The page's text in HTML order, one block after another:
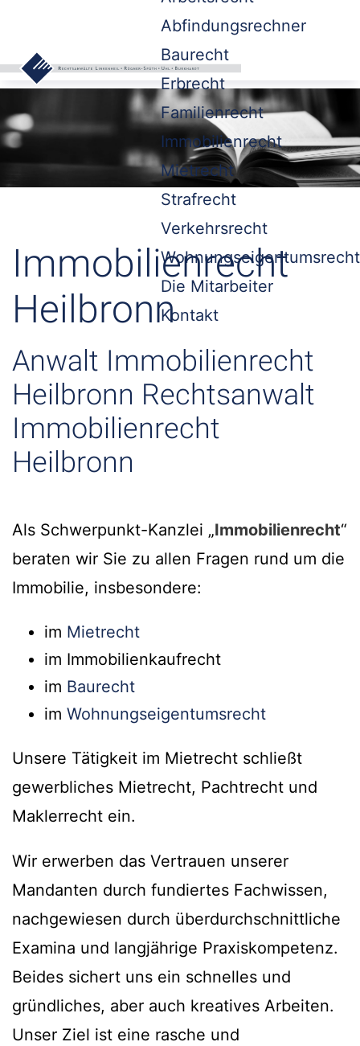
Abfindungsrechner
Baurecht
Erbrecht
Familienrecht
Immobilienrecht
Mietrecht
Strafrecht
Verkehrsrecht
Wohnungseigentumsrecht
Die Mitarbeiter
Kontakt
Immobilienrecht
Heilbronn
Anwalt Immobilienrecht
Heilbronn Rechtsanwalt
Immobilienrecht
Heilbronn
Als Schwerpunkt-Kanzlei „Immobilienrecht“
beraten wir Sie zu allen Fragen rund um die
Immobilie, insbesondere:
im Mietrecht
im Immobilienkaufrecht
im Baurecht
im Wohnungseigentumsrecht
Unsere Tätigkeit im Mietrecht schließt
gewerbliches Mietrecht, Pachtrecht und
Maklerrecht ein.
Wir erwerben das Vertrauen unserer
Mandanten durch fundiertes Fachwissen,
nachgewiesen durch überdurchschnittliche
Examina und langjährige Praxiskompetenz.
Beides sichert uns ein schnelles und
gründliches, aber auch kreatives Arbeiten.
Unser Ziel ist eine rasche und